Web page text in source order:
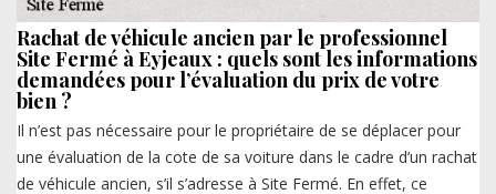
Rachat de véhicule ancien par le professionnel
Site Fermé à Eyjeaux : quels sont les informations
demandées pour l’évaluation du prix de votre
bien ?
Il n’est pas nécessaire pour le propriétaire de se déplacer pour
une évaluation de la cote de sa voiture dans le cadre d’un rachat
de véhicule ancien, s’il s’adresse à Site Fermé. En effet, ce